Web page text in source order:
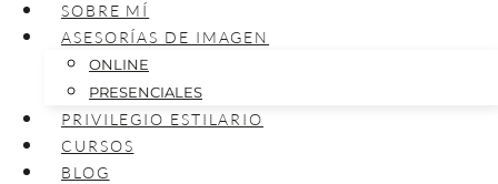
SOBRE MÍ
ASESORÍAS DE IMAGEN
ONLINE
PRESENCIALES
PRIVILEGIO ESTILARIO
CURSOS
BLOG